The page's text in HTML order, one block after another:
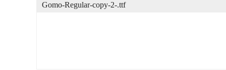
Gomo-Regular-copy-2-.ttf